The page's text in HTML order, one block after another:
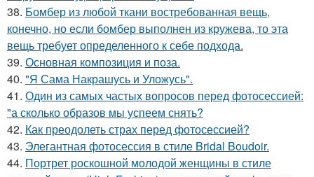
38. Бомбер из любой ткани востребованная вещь,
конечно, но если бомбер выполнен из кружева, то эта
вещь требует определенного к себе подхода.
39. Основная композиция и поза.
40. "Я Сама Накрашусь и Уложусь".
41. Один из самых частых вопросов перед фотосессией:
"а сколько образов мы успеем снять?
42. Как преодолеть страх перед фотосессией?
43. Элегантная фотосессия в стиле Bridal Boudoir.
44. Портрет роскошной молодой женщины в стиле